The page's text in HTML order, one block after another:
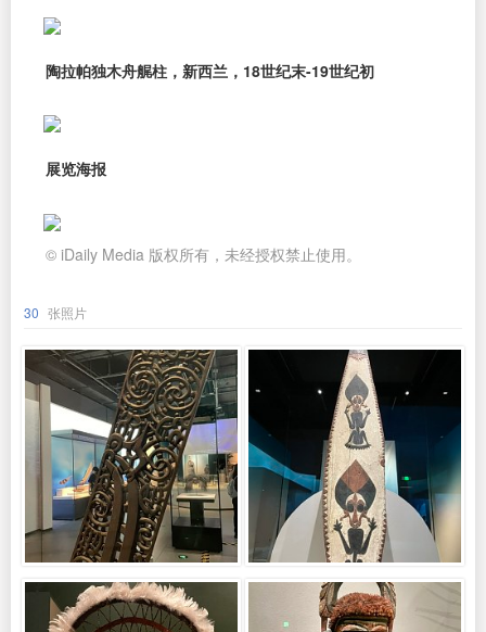
陶拉帕独木舟艉柱，新西兰，18世纪末-19世纪初
展览海报
© iDaily Media 版权所有，未经授权禁止使用。
30 张照片